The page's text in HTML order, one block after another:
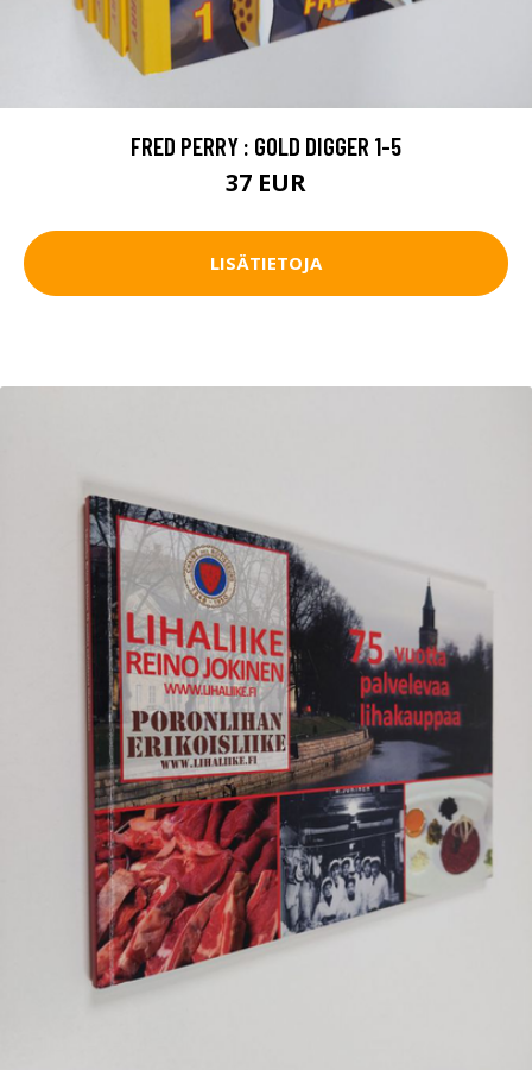
FRED PERRY : GOLD DIGGER 1-5
37 EUR
LISÄTIETOJA